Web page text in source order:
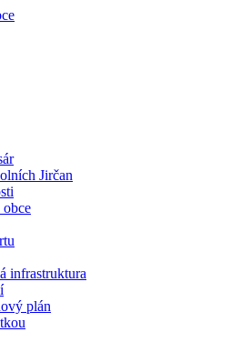
Jirčan
obce
infrastruktura
plán